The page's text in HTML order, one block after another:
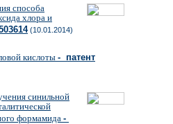
способа
хлора и
(10.01.2014)
кислоты- патент
синильной
формамида -